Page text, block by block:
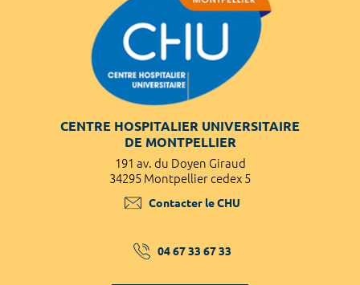
CENTRE HOSPITALIER UNIVERSITAIRE
DE MONTPELLIER
191 av. du Doyen Giraud
34295 Montpellier cedex 5
Contacter le CHU
04 67 33 67 33